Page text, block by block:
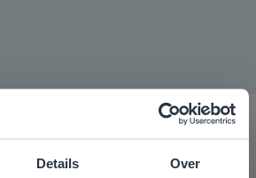
Details Over